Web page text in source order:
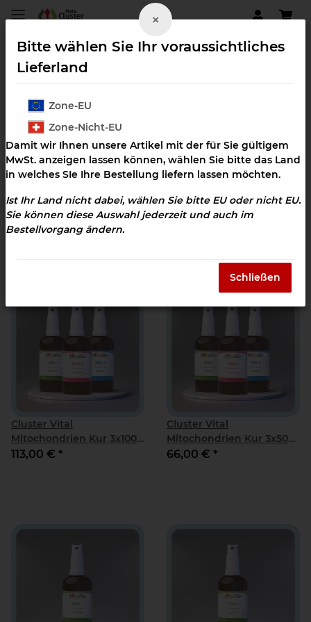
Wassercluster
Vital Cluster
Filter und Sortierung
Artikel 1 - 8 von 8
Cluster Vital
Mitochondrien Kur 3x100
ml
113,00 € *
Cluster Vital
Mitochondrien Kur 3x50
ml
66,00 € *
×
Bitte wählen Sie Ihr voraussichtliches
Lieferland
Zone-EU
Zone-Nicht-EU
Damit wir Ihnen unsere Artikel mit der für Sie gültigem
MwSt. anzeigen lassen können, wählen Sie bitte das Land
in welches SIe Ihre Bestellung liefern lassen möchten.
Ist Ihr Land nicht dabei, wählen Sie bitte EU oder nicht EU.
Sie können diese Auswahl jederzeit und auch im
Bestellvorgang ändern.
Schließen